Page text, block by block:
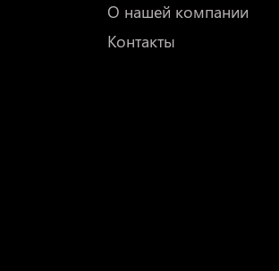
О нашей компании
Контакты